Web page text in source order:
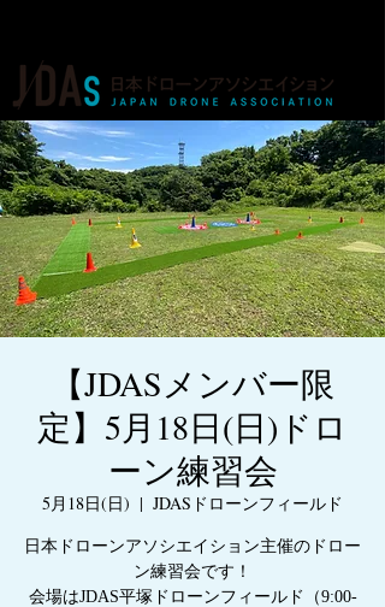
【JDASメンバー限
定】5月18日(日)ドロ
ーン練習会
5月18日(日)
  |
JDASドローンフィールド
日本ドローンアソシエイション主催のドロー
ン練習会です！
会場はJDAS平塚ドローンフィールド（9:00-